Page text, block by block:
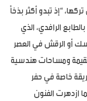
“إذ تبدو أكثر بذخاً
الرافدي، الذي
أو الرقش في العصر
ومساحات هندسية
خاصة في حفر
الفنون